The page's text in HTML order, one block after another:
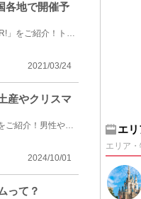
各地で開催予
2021年4月8日（木）より開催されるピクサーの新イベント「PIXAR! PIXAR! PIXAR!」をご紹介！トイ・スト...
2021/03/24
産やクリスマ
東京ディズニーランド＆ディズニーシーで販売中のネクタイ＆ネクタイピン5種類をご紹介！男性や友達への...
2024/10/01
って？
エ
エリア